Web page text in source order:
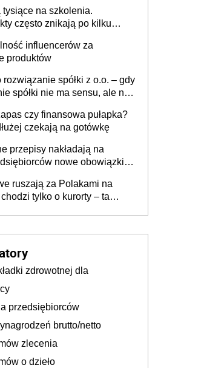
tysiące na szkolenia.
często znikają po kilku
influencerów za
produktów
rozwiązanie spółki z o.o. – gdy
spółki nie ma sensu, ale nie
czy finansowa pułapka?
czekają na gotówkę
przepisy nakładają na
nowe obowiązki w
ruszają za Polakami na
tylko o kurorty – ta
zdrowotnej dla
przedsiębiorców
brutto/netto
zlecenia
o dzieło